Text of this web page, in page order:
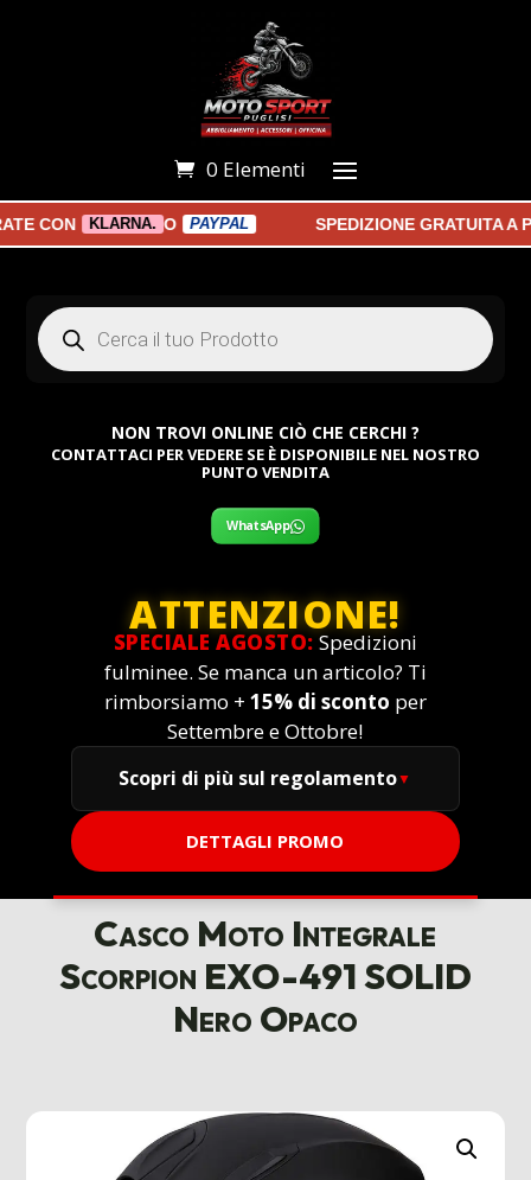
0 Elementi
KLARNA. O PAYPAL SPEDIZIONE GRATUITA A
Products
search
NON TROVI ONLINE CIÒ CHE CERCHI ?
CONTATTACI PER VEDERE SE È DISPONIBILE NEL NOSTRO
PUNTO VENDITA
WhatsApp
ATTENZIONE!
SPECIALE AGOSTO: Spedizioni
fulminee. Se manca un articolo? Ti
rimborsiamo + 15% di sconto per
Settembre e Ottobre!
Scopri di più sul regolamento
DETTAGLI PROMO
Casco Moto Integrale
Scorpion EXO-491 SOLID
Nero Opaco